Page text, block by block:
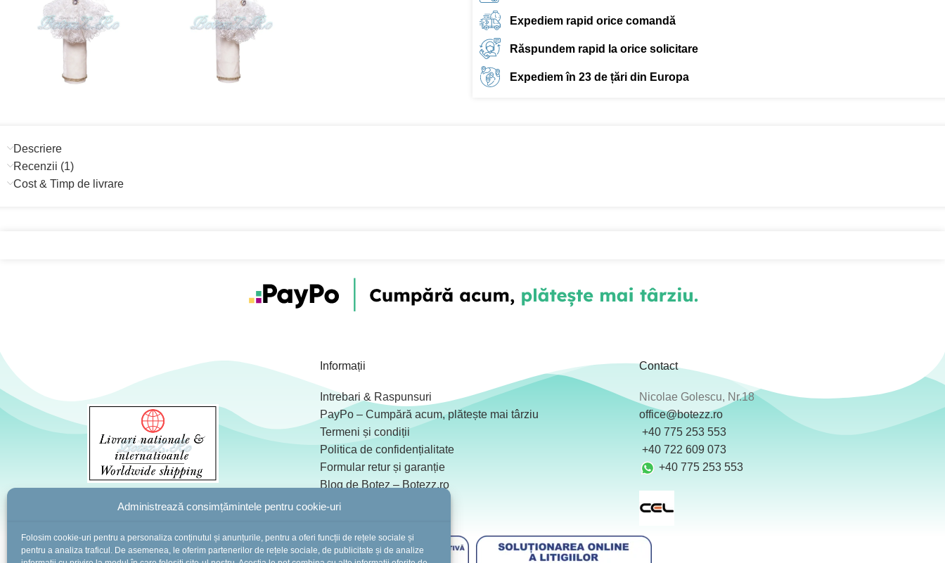
Administrează consimțămintele pentru cookie-uri
Folosim cookie-uri pentru a personaliza conținutul și anunțurile, pentru a oferi funcții de rețele sociale și
pentru a analiza traficul. De asemenea, le oferim partenerilor de rețele sociale, de publicitate și de analize
Expediem rapid orice comandă
Răspundem rapid la orice solicitare
Expediem în 23 de țări din Europa
Descriere
Recenzii (1)
Cost & Timp de livrare
Informații
Intrebari & Raspunsuri
PayPo – Cumpără acum, plătește mai târziu
Termeni și condiții
Politica de confidențialitate
Formular retur și garanție
Blog de Botez – Botezz.ro
Colaboratori
Contact
Nicolae Golescu, Nr.18
office@botezz.ro
+40 775 253 553
‪ +40 722 609 073
+40 775 253 553